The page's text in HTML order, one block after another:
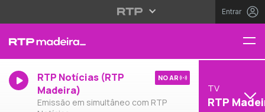
Entrar
RTP Notícias (RTP
Madeira)
Emissão em simultâneo com RTP
NO AR
TV
RTP